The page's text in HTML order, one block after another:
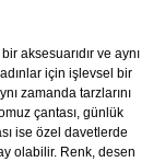
aksesuarıdır ve aynı
için işlevsel bir
zamanda tarzlarını
çantası, günlük
ise özel davetlerde
olabilir. Renk, desen